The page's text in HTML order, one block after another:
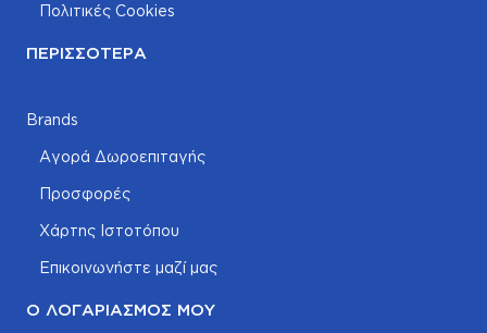
Πολιτικές Cookies
ΠΕΡΙΣΣΌΤΕΡΑ
Brands
Αγορά Δωροεπιταγής
Προσφορές
Χάρτης Ιστοτόπου
Επικοινωνήστε μαζί μας
Ο ΛΟΓΑΡΙΑΣΜΌΣ ΜΟΥ